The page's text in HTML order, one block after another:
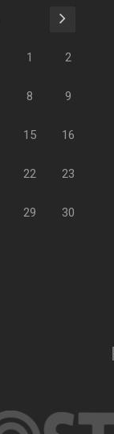
1 2
8 9
15 16
22 23
29 30